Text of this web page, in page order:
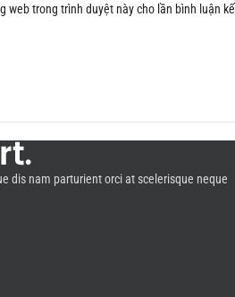
web trong trình duyệt này cho lần bình luận kế
dis nam parturient orci at scelerisque neque